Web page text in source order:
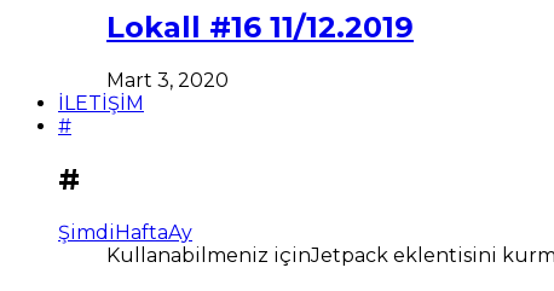
Lokall #16 11/12.2019
Mart 3, 2020
İLETİŞİM
#
#
ŞimdiHaftaAy
Kullanabilmeniz içinJetpack eklentisini